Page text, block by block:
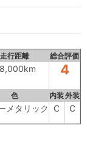
走行距離 総合評価
4
色 内装外装
メタリック C C